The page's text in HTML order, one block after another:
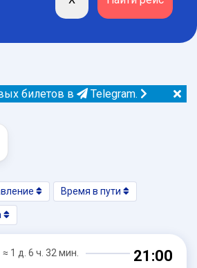
билетов в Telegram.
Время в пути
≈ 1 д. 6 ч. 32 мин. 21:00